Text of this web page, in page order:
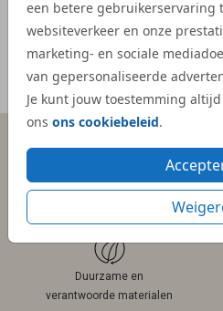
een betere gebruikerservaring
websiteverkeer en onze
marketing- en sociale
van gepersonaliseerde
Je kunt jouw toestemming
ons ons cookiebeleid.
Meer
Persoonlijk contact
Duurzame en
verantwoorde materialen